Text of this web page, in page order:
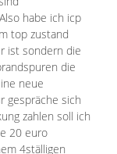
habe ich icp
top zustand
ist sondern die
die
neue
gespräche sich
zahlen soll ich
20 euro
4ställigen